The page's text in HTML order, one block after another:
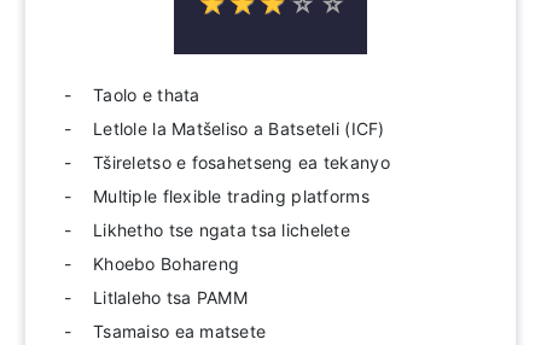
Taolo e thata
Letlole la Matšeliso a Batseteli (ICF)
Tšireletso e fosahetseng ea tekanyo
Multiple flexible trading platforms
Likhetho tse ngata tsa lichelete
Khoebo Bohareng
Litlaleho tsa PAMM
Tsamaiso ea matsete